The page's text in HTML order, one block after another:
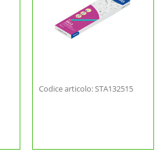
Codice articolo: STA132515